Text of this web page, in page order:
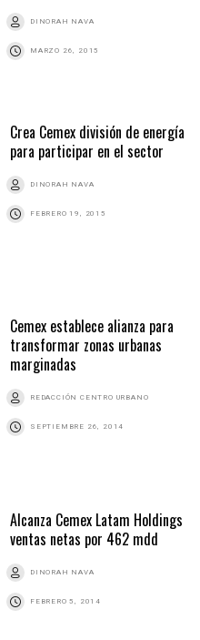
DINORAH NAVA
MARZO 26, 2015
Crea Cemex división de energía
para participar en el sector
DINORAH NAVA
FEBRERO 19, 2015
Cemex establece alianza para
transformar zonas urbanas
marginadas
REDACCIÓN CENTRO URBANO
SEPTIEMBRE 26, 2014
Alcanza Cemex Latam Holdings
ventas netas por 462 mdd
DINORAH NAVA
FEBRERO 5, 2014